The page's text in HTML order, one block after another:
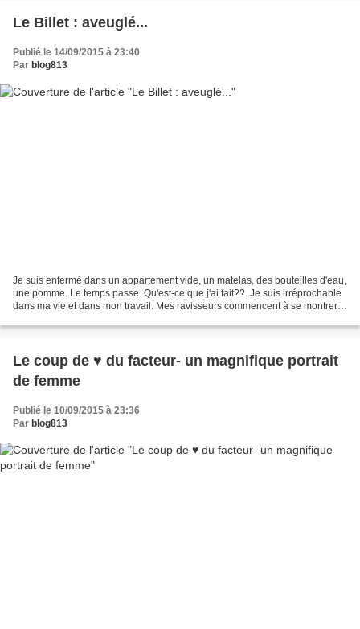
Le Billet : aveuglé...
Publié le 14/09/2015 à 23:40
Par blog813
Je suis enfermé dans un appartement vide, un matelas, des bouteilles d'eau,
une pomme. Le temps passe. Qu'est-ce que j'ai fait??. Je suis irréprochable
dans ma vie et dans mon travail. Mes ravisseurs commencent à se montrer,
Le coup de ♥ du facteur- un magnifique portrait
de femme
Publié le 10/09/2015 à 23:36
Par blog813